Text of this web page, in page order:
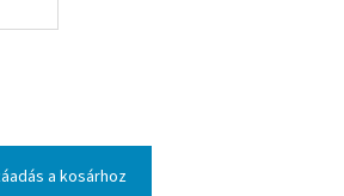
a kosárhoz